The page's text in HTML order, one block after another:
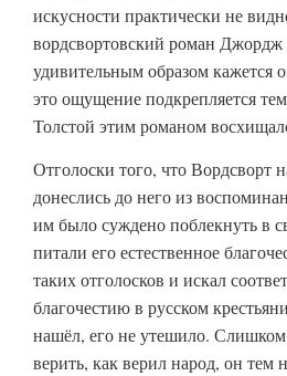
искусности практически не
вордсвортовский роман
удивительным образом кажется
это ощущение подкрепляется
Толстой этим романом
Отголоски того, что Вордсворт
донеслись до него из
им было суждено поблекнуть в
питали его естественное
таких отголосков и искал
благочестию в русском
нашёл, его не утешило.
верить, как верил народ, он тем